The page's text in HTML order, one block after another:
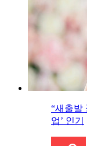
“새출발
업’ 인기